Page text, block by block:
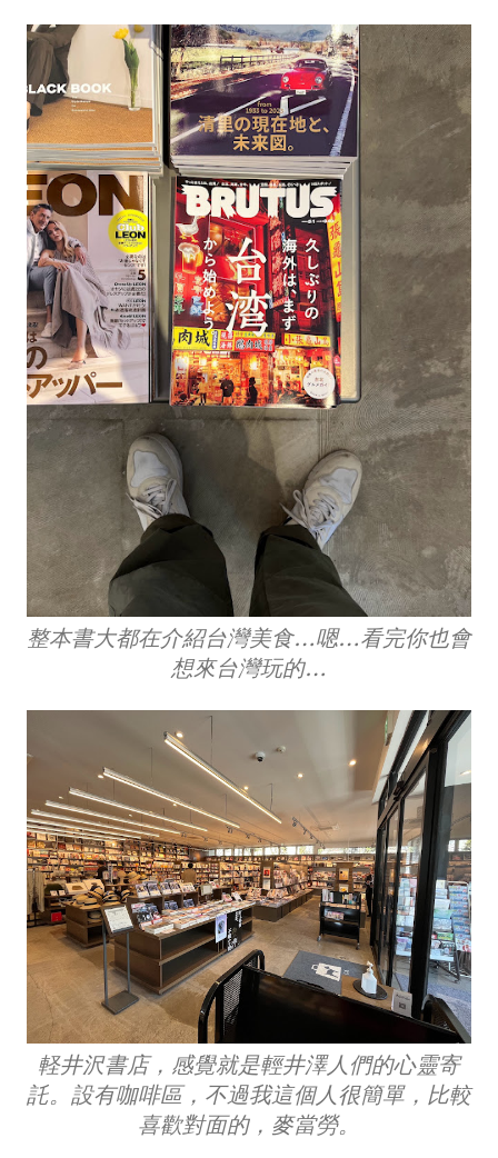
整本書大都在介紹台灣美食…嗯…看完你也會
想來台灣玩的…
軽井沢書店，感覺就是輕井澤人們的心靈寄
託。設有咖啡區，不過我這個人很簡單，比較
喜歡對面的，麥當勞。